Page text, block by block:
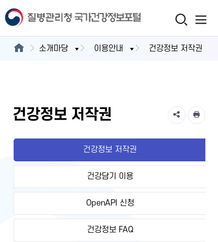
소개마당 이용안내 건강정보 저작권
건강정보 저작권
건강정보 저작권
건강담기 이용
OpenAPI 신청
건강정보 FAQ